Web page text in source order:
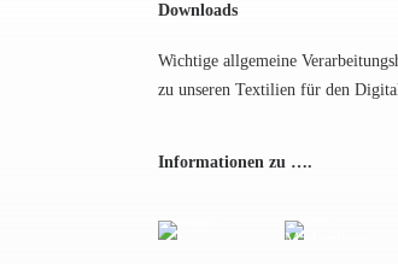
Downloads
Wichtige allgemeine
zu unseren Textilien für den
Informationen zu ….